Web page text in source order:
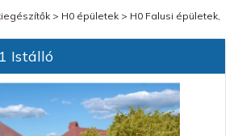
> H0 épületek> H0 Falusi épületek,
Istálló